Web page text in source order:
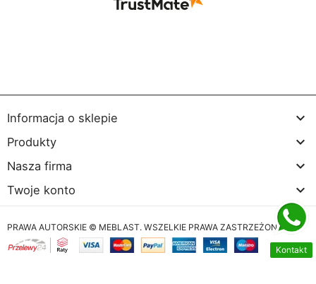
Informacja o sklepie 
Produkty 
Nasza firma 
Twoje konto 
Kontakt
PRAWA AUTORSKIE © MEBLAST. WSZELKIE PRAWA ZASTRZEŻONE